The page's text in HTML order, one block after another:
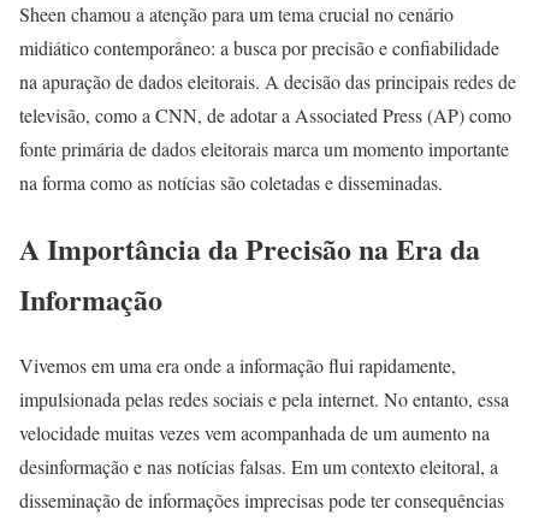
Sheen chamou a atenção para um tema crucial no cenário
midiático contemporâneo: a busca por precisão e confiabilidade
na apuração de dados eleitorais. A decisão das principais redes de
televisão, como a CNN, de adotar a Associated Press (AP) como
fonte primária de dados eleitorais marca um momento importante
na forma como as notícias são coletadas e disseminadas.
A Importância da Precisão na Era da
Informação
Vivemos em uma era onde a informação flui rapidamente,
impulsionada pelas redes sociais e pela internet. No entanto, essa
velocidade muitas vezes vem acompanhada de um aumento na
desinformação e nas notícias falsas. Em um contexto eleitoral, a
disseminação de informações imprecisas pode ter consequências